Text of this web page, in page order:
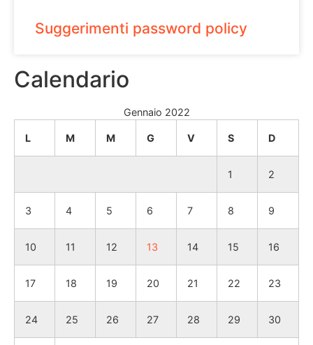
Suggerimenti password policy
Calendario
Gennaio 2022
L M M G V S D
1 2
3 4 5 6 7 8 9
10 11 12 13 14 15 16
17 18 19 20 21 22 23
24 25 26 27 28 29 30